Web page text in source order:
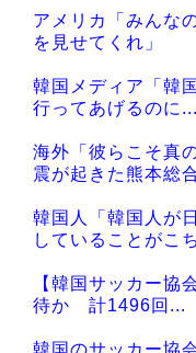
アメリカ「みんな
を見せてくれ」
韓国メディア「韓
行ってあげるのに...
海外「彼らこそ真
震が起きた熊本総
韓国人「韓国人が
していることがこ
【韓国サッカー協
待か 計1496回...
韓国のサッカー協